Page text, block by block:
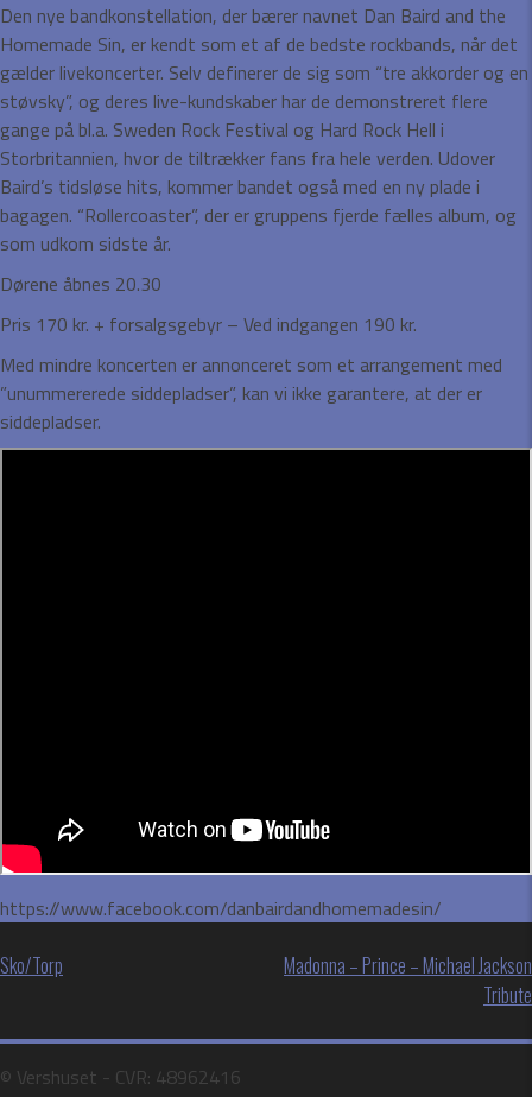
Den nye bandkonstellation, der bærer navnet Dan Baird and the
Homemade Sin, er kendt som et af de bedste rockbands, når det
gælder livekoncerter. Selv definerer de sig som “tre akkorder og en
støvsky”, og deres live-kundskaber har de demonstreret flere
gange på bl.a. Sweden Rock Festival og Hard Rock Hell i
Storbritannien, hvor de tiltrækker fans fra hele verden. Udover
Baird’s tidsløse hits, kommer bandet også med en ny plade i
bagagen. “Rollercoaster”, der er gruppens fjerde fælles album, og
som udkom sidste år.
Dørene åbnes 20.30
Pris 170 kr. + forsalgsgebyr – Ved indgangen 190 kr.
Med mindre koncerten er annonceret som et arrangement med
”unummererede siddepladser”, kan vi ikke garantere, at der er
siddepladser.
https://www.facebook.com/danbairdandhomemadesin/
Indlægsnavigation
Sko/Torp
Madonna – Prince – Michael Jackson
Tribute
©️ Vershuset - CVR: 48962416